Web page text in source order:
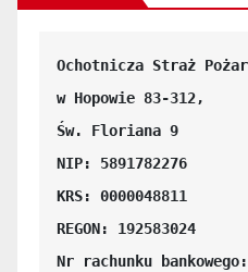
Ochotnicza Straż
w Hopowie 83-312,
Św. Floriana 9
NIP: 5891782276
KRS: 0000048811
REGON: 192583024
Nr rachunku bankowego: